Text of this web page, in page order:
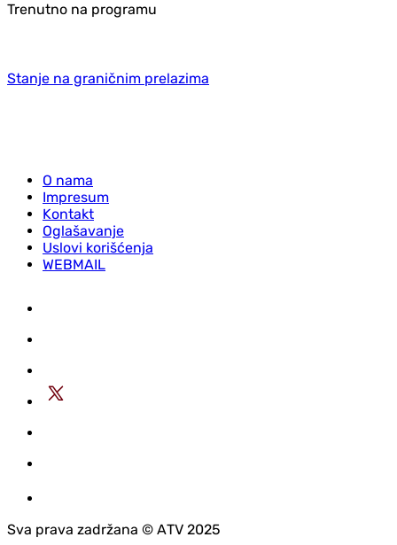
Trenutno na programu
Stanje na graničnim prelazima
O nama
Impresum
Kontakt
Oglašavanje
Uslovi korišćenja
WEBMAIL
Sva prava zadržana © АTV 2025